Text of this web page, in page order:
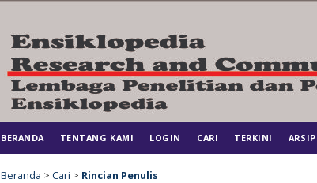
BERANDA TENTANG KAMI LOGIN CARI TERKINI ARSIP
Beranda > Cari > Rincian Penulis